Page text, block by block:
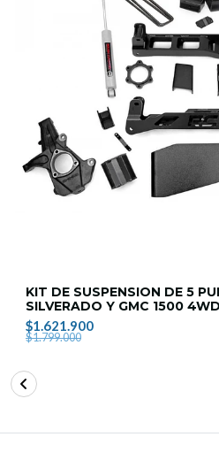
KIT DE SUSPENSION DE 5
SILVERADO Y GMC 1500
$1.621.900
$1.799.000